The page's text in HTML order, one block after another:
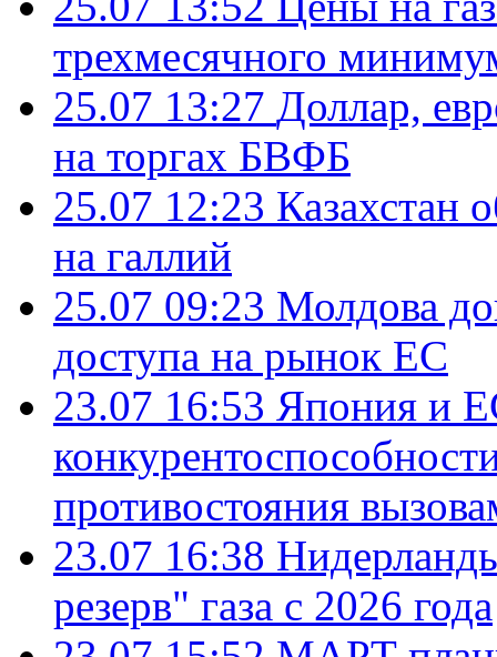
трехмесячного
25.07 13:27 Доллар,
на торгах БВФБ
25.07 12:23 Казахстан
на галлий
25.07 09:23 Молдова
доступа на рынок ЕС
23.07 16:53 Япония и
противостояния
23.07 16:38
резерв" газа с 2026 года